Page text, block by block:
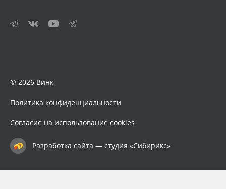
© 2026 Винк
Политика конфиденциальности
Согласие на использование cookies
Разработка сайта — студия «Сибирикс»